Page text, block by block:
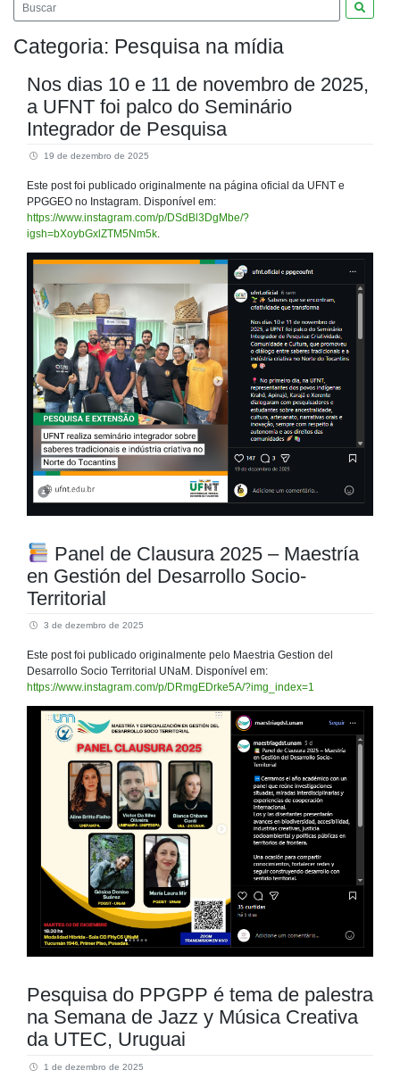
Categoria: Pesquisa na mídia
Nos dias 10 e 11 de novembro de 2025,
a UFNT foi palco do Seminário
Integrador de Pesquisa
19 de dezembro de 2025
Este post foi publicado originalmente na página oficial da UFNT e
PPGGEO no Instagram. Disponível em:
https://www.instagram.com/p/DSdBl3DgMbe/?
igsh=bXoybGxlZTM5Nm5k.
Panel de Clausura 2025 – Maestría
en Gestión del Desarrollo Socio-
Territorial
3 de dezembro de 2025
Este post foi publicado originalmente pelo Maestria Gestion del
Desarrollo Socio Territorial UNaM. Disponível em:
https://www.instagram.com/p/DRmgEDrke5A/?img_index=1
Pesquisa do PPGPP é tema de palestra
na Semana de Jazz y Música Creativa
da UTEC, Uruguai
1 de dezembro de 2025